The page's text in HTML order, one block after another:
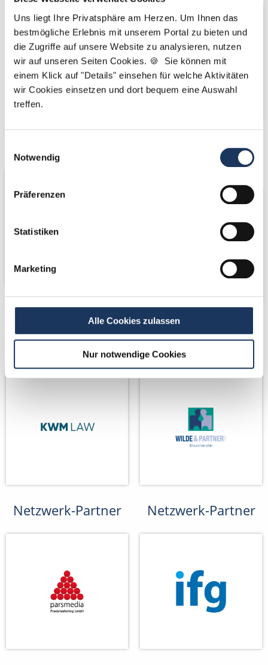
Uns liegt Ihre Privatsphäre am Herzen. Um Ihnen das
bestmögliche Erlebnis mit unserem Portal zu bieten und
die Zugriffe auf unsere Website zu analysieren, nutzen
wir auf unseren Seiten Cookies. 🍪 Sie können mit
einem Klick auf "Details" einsehen für welche Aktivitäten
wir Cookies einsetzen und dort bequem eine Auswahl
treffen.
Notwendig
Präferenzen
Statistiken
Marketing
Alle Cookies zulassen
Nur notwendige Cookies
Wir pflanzen
Bäume
Kooperations-
Partner
Kooperations-
Partner
Netzwerk-Partner Netzwerk-Partner